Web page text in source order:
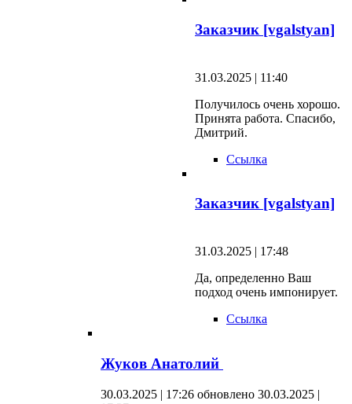
Заказчик [vgalstyan]
31.03.2025 | 11:40
Получилось очень хорошо.
Принята работа. Спасибо,
Дмитрий.
Ссылка
Заказчик [vgalstyan]
31.03.2025 | 17:48
Да, определенно Ваш
подход очень импонирует.
Ссылка
Жуков Анатолий
30.03.2025 | 17:26 обновлено 30.03.2025 |